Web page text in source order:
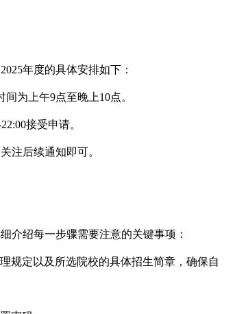
年度的具体安排如下：
为上午9点至晚上10点。
接受申请。
注后续通知即可。
介绍每一步骤需要注意的关键事项：
规定以及所选院校的具体招生简章，确保自